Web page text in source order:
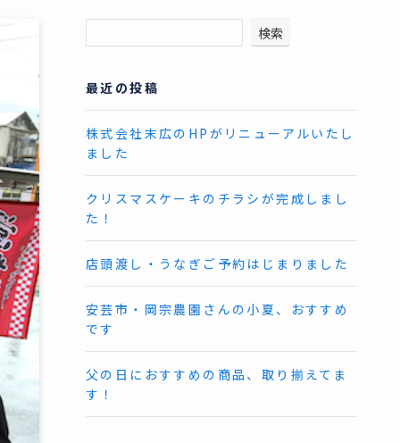
検索
最近の投稿
株式会社末広のHPがリニューアルいたし
ました
クリスマスケーキのチラシが完成しまし
た！
店頭渡し・うなぎご予約はじまりました
安芸市・岡宗農園さんの小夏、おすすめ
です
父の日におすすめの商品、取り揃えてま
す！